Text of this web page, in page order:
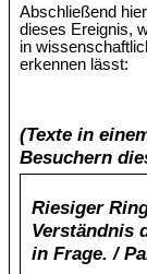
Abschließend
dieses Ereignis,
in
erkennen lässt:
(Texte in
Besuchern
Riesiger
Verständnis
in Frage. /